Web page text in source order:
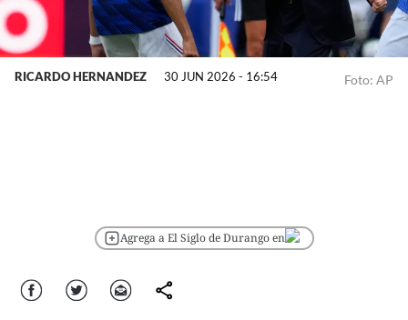
Foto: AP
RICARDO HERNANDEZ 30 JUN 2026 - 16:54
Agrega a El Siglo de Durango en
Facebook Twitter Correo comparte